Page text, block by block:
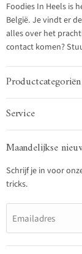
Foodies In Heels is
België. Je vindt er
alles over het
contact komen?
Productcategoriën
Service
Maandelijkse
Schrijf je in voor
tricks.
Emailadres